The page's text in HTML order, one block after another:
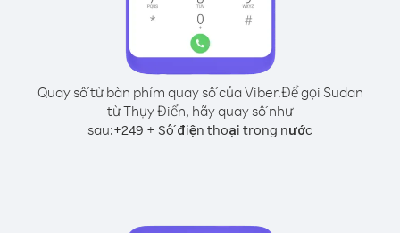
Quay số từ bàn phím quay số của Viber.Để gọi Sudan
từ Thụy Điển, hãy quay số như
sau:+249 + Số điện thoại trong nước